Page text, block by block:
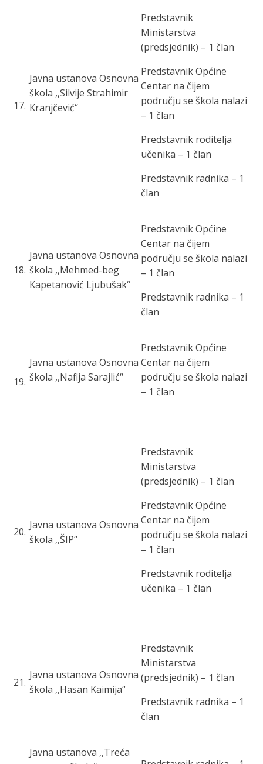
17.
Javna ustanova Osnovna
škola ,,Silvije Strahimir
Kranjčević“
Predstavnik
Ministarstva
(predsjednik) – 1 član
Predstavnik Općine
Centar na čijem
području se škola nalazi
– 1 član
Predstavnik roditelja
učenika – 1 član
Predstavnik radnika – 1
član
18.
Javna ustanova Osnovna
škola ,,Mehmed-beg
Kapetanović Ljubušak“
Predstavnik Općine
Centar na čijem
području se škola nalazi
– 1 član
Predstavnik radnika – 1
član
19.
Javna ustanova Osnovna
škola ,,Nafija Sarajlić“
Predstavnik Općine
Centar na čijem
području se škola nalazi
– 1 član
20.
Javna ustanova Osnovna
škola ,,ŠIP“
Predstavnik
Ministarstva
(predsjednik) – 1 član
Predstavnik Općine
Centar na čijem
području se škola nalazi
– 1 član
Predstavnik roditelja
učenika – 1 član
21.
Javna ustanova Osnovna
škola ,,Hasan Kaimija“
Predstavnik
Ministarstva
(predsjednik) – 1 član
Predstavnik radnika – 1
član
Javna ustanova ,,Treća